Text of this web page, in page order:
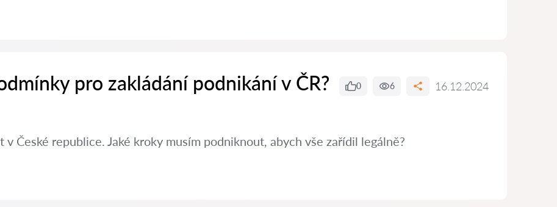
pro zakládání podnikání v ČR? 0 6 16.12.2024
v České republice. Jaké kroky musím podniknout, abych vše zařídil legálně?